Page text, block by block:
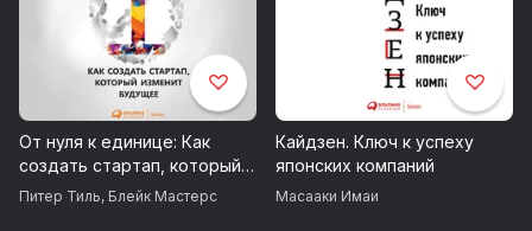
развитых экономиках, где покупатели требуют
доступных и качественных товаров. Поток
индустриальных компетенций имеет двустороннюю
направленность: Север и Юг, Восток и Запад
обмениваются опытом и учатся друг у друга. Ни один
бизнес-лидер в ХХI веке не может игнорировать сдвиг
общей парадигмы, столь полно описанный в этой книге.
Карлос Гон, председатель и главный исполнительный
директор, Альянс Renault–Nissan
От нуля к единице: Как
создать стартап, который
изменит будущее
Питер Тиль, Блейк Мастерс
Кайдзен. Ключ к успеху
японских компаний
Масааки Имаи